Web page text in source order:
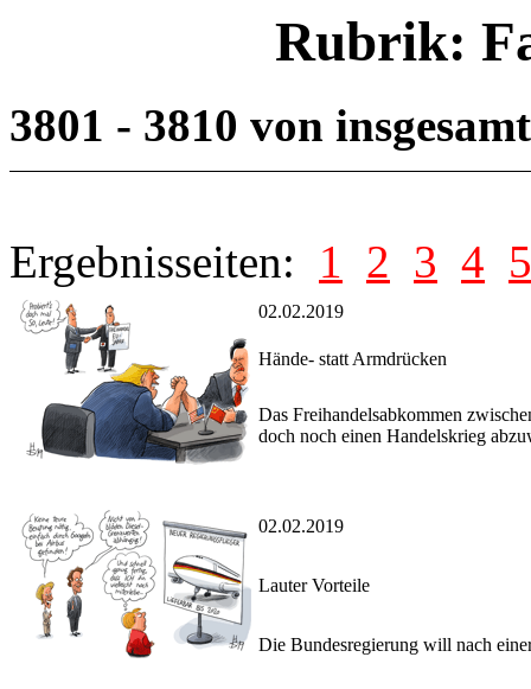
Rubrik:
3801 - 3810 von
Ergebnisseiten: 1 2 3 4 5
02.02.2019
Hände- statt Armdrücken
Das Freihandelsabkommen
doch noch einen Handelskrieg
02.02.2019
Lauter Vorteile
Die Bundesregierung will nach